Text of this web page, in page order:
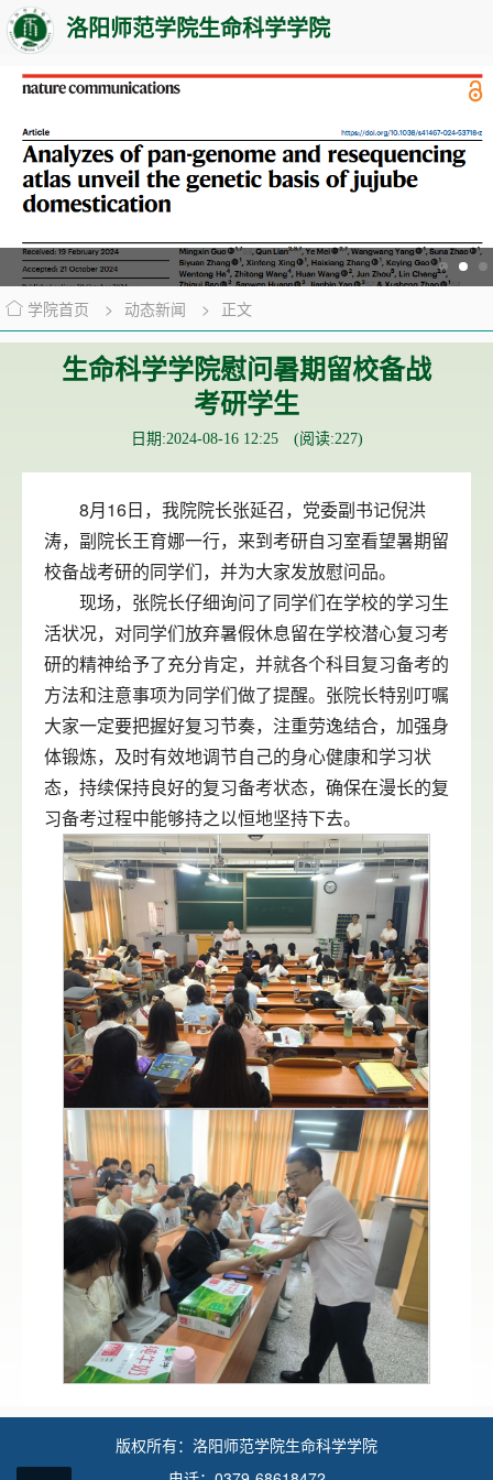
洛阳师范学院生命科学学院
学院首页 > 动态新闻 > 正文
生命科学学院慰问暑期留校备战
考研学生
日期:2024-08-16 12:25 (阅读:227)
8月16日，我院院长张延召，党委副书记倪洪
涛，副院长王育娜一行，来到考研自习室看望暑期留
校备战考研的同学们，并为大家发放慰问品。
现场，张院长仔细询问了同学们在学校的学习生
活状况，对同学们放弃暑假休息留在学校潜心复习考
研的精神给予了充分肯定，并就各个科目复习备考的
方法和注意事项为同学们做了提醒。张院长特别叮嘱
大家一定要把握好复习节奏，注重劳逸结合，加强身
体锻炼，及时有效地调节自己的身心健康和学习状
态，持续保持良好的复习备考状态，确保在漫长的复
习备考过程中能够持之以恒地坚持下去。
版权所有：洛阳师范学院生命科学学院